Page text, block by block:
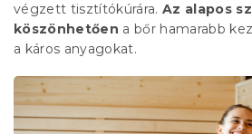
végzett tisztítókúrára. Az alapos
köszönhetően a bőr hamarabb
a káros anyagokat.